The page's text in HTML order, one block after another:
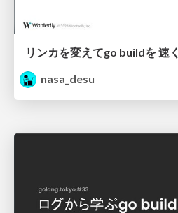
リンカを変えてgo buildを 速
nasa_desu